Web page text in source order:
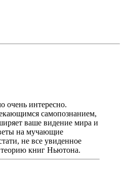
очень интересно.
самопознанием,
ваше видение мира и
на мучающие
не все увиденное
книг Ньютона.